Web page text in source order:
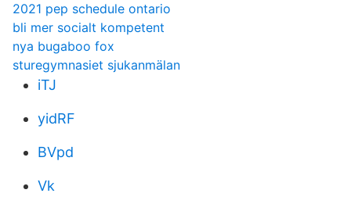
2021 pep schedule ontario
bli mer socialt kompetent
nya bugaboo fox
sturegymnasiet sjukanmälan
iTJ
yidRF
BVpd
Vk